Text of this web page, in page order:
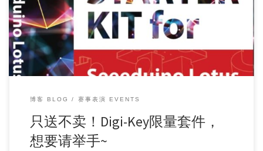
际创客峰会暨Maker Fa […]
博客 BLOG 赛事表演 EVENTS
只送不卖！Digi-Key限量套件，
想要请举手~